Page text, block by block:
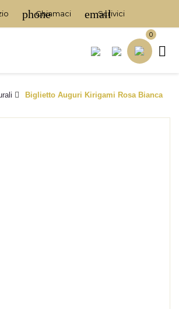
phone
Chiamaci email
Scrivici

0
Biglietto Auguri Kirigami Rosa Bianca